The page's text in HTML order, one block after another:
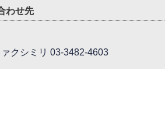
わせ先
クシミリ 03-3482-4603